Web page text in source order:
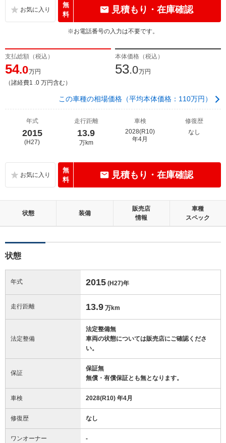
無
料
見積もり・在庫確認
※お電話番号の入力は不要です。
支払総額（税込）
54.0万円
（諸経費1 .0 万円含む）
本体価格（税込）
53.0万円
この車種の相場価格（平均本体価格：110万円）
年式
2015
(H27)
走行距離
13.9
万km
車検
2028(R10)
年4月
修復歴
なし
無
料
見積もり・在庫確認
状態 装備
販売店
情報
車種
スペック
状態
年式 2015 (H27)年
走行距離 13.9 万km
法定整備
法定整備無
車両の状態については販売店にご確認くださ
い。
保証
保証無
無償・有償保証とも無となります。
車検 2028(R10) 年4月
修復歴 なし
ワンオーナー -